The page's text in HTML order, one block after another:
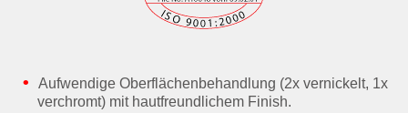
Aufwendige Oberflächenbehandlung (2x vernickelt, 1x
verchromt) mit hautfreundlichem Finish.